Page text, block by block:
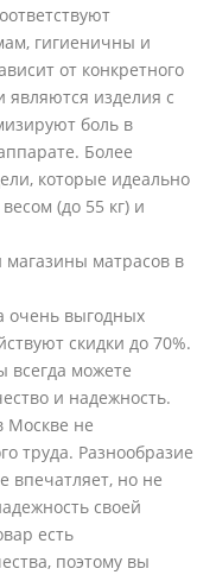
гигиеничны и
от конкретного
являются изделия с
боль в
Более
которые идеально
(до 55 кг) и
матрасов в
очень выгодных
скидки до 70%.
всегда можете
и надежность.
Москве не
труда. Разнообразие
впечатляет, но не
своей
есть
поэтому вы